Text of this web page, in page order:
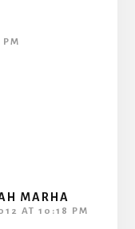
MARHA
AT 10:18 PM